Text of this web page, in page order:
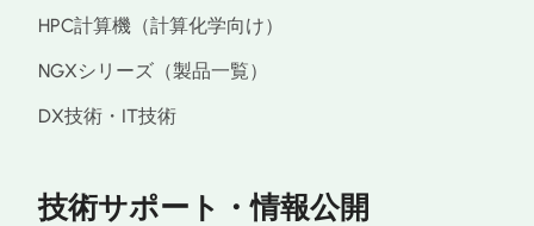
HPC計算機（計算化学向け）
NGXシリーズ（製品一覧）
DX技術・IT技術
技術サポート・情報公開